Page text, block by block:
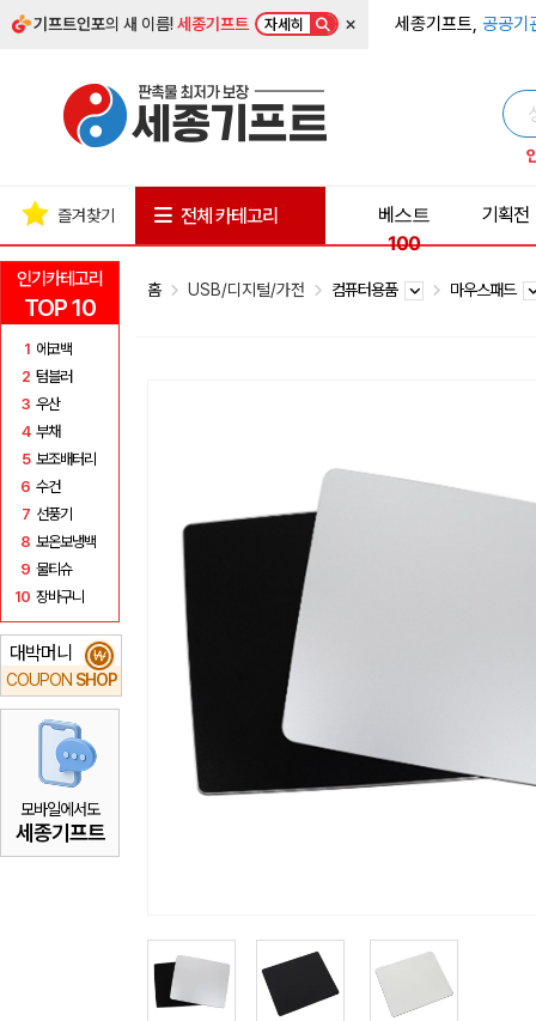
기프트인포의 새 이름!세종기프트 자세히 × 세종기프트, 공공기
인기카테고리
TOP 10
1 에코백
2 텀블러
3 우산
4 부채
5 보조배터리
6 수건
7 선풍기
8 보온보냉백
9 물티슈
10 장바구니
대박머니
COUPON SHOP
₩
모바일에서도
세종기프트
즐겨찾기 전체 카테고리
베스트
100
기획전
홈 USB/디지털/가전 컴퓨터용품 마우스패드